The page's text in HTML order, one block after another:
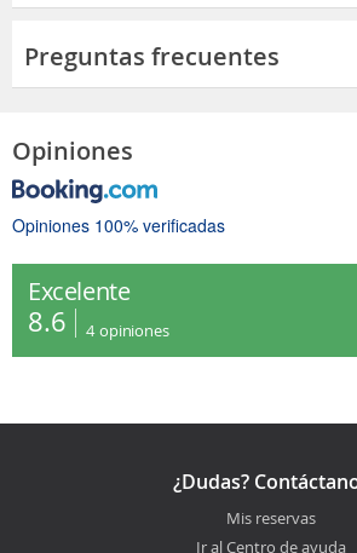
Preguntas frecuentes
Opiniones
Opiniones 100% verificadas
Excelente
8.6 4 opiniones
¿Dudas?
Mis reservas
Ir al Centro de ayuda